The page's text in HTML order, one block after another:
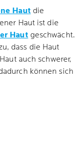
Haut die
Haut ist die
Haut geschwächt.
dass die Haut
auch schwerer,
können sich